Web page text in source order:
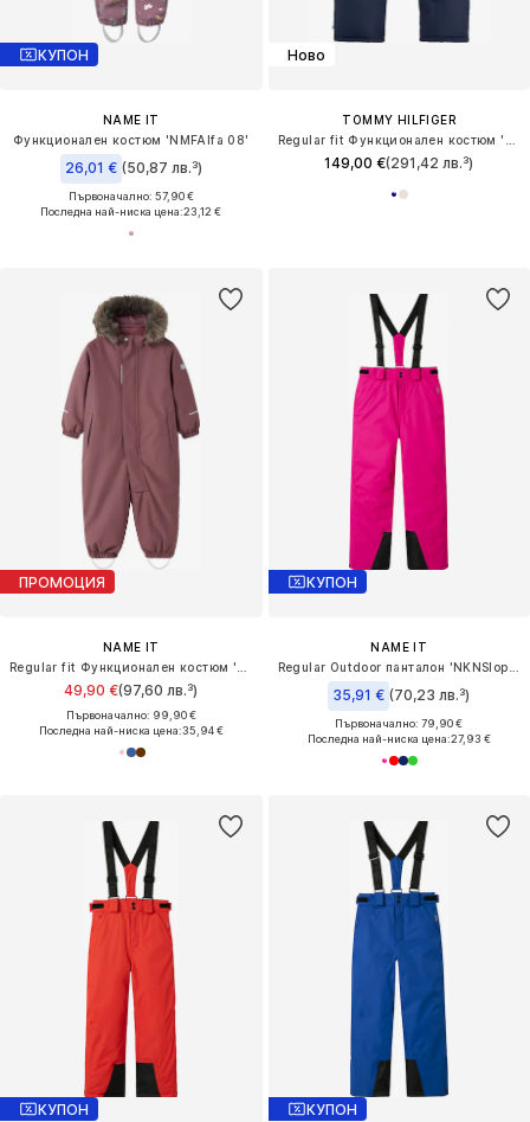
КУПОН
NAME IT
Функционален костюм 'NMFAlfa 08'
26,01 € (50,87 лв.³)
Първоначално: 57,90 €
Последна най-ниска цена:23,12 €
Ново
TOMMY HILFIGER
149,00 €(291,42 лв.³)
ПРОМОЦИЯ
NAME IT
49,90 €(97,60 лв.³)
Първоначално: 99,90 €
Последна най-ниска цена:35,94 €
КУПОН
NAME IT
35,91 € (70,23 лв.³)
Първоначално: 79,90 €
Последна най-ниска цена:27,93 €
КУПОН КУПОН